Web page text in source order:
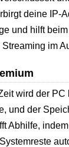
deine IP-
und hilft
im
wird der PC
und der
Abhilfe,